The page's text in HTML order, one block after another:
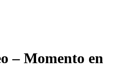
– Momento en